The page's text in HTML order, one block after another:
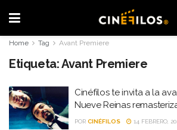
Home Tag Avant Premiere
Etiqueta:Avant Premiere
Cinéfilos te invita a la
Nueve Reinas
POR CINÉFILOS 14 FEBRERO,